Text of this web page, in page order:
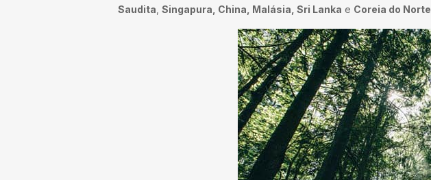
Saudita Singapura, China, Malásia, Sri Lanka e Coreia do Norte